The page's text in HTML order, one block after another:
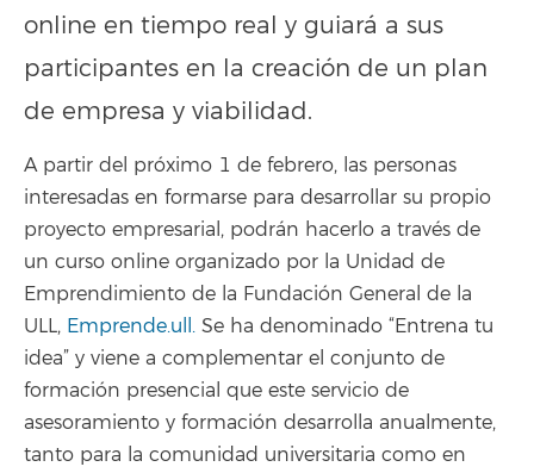
online en tiempo real y guiará a sus
participantes en la creación de un plan
de empresa y viabilidad.
A partir del próximo 1 de febrero, las personas
interesadas en formarse para desarrollar su propio
proyecto empresarial, podrán hacerlo a través de
un curso online organizado por la Unidad de
Emprendimiento de la Fundación General de la
ULL, Emprende.ull. Se ha denominado “Entrena tu
idea” y viene a complementar el conjunto de
formación presencial que este servicio de
asesoramiento y formación desarrolla anualmente,
tanto para la comunidad universitaria como en